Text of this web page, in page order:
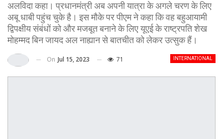
अलविदा कहा। प्रधानमंत्री अब अपनी यात्रा के अगले चरण के लिए
अबू धाबी पहुंच चुके है। इस मौके पर पीएम ने कहा कि वह बहुआयामी
द्विपक्षीय संबंधों को और मजबूत बनाने के लिए यूएई के राष्ट्रपति शेख
मोहम्मद बिन जायद अल नाह्यान से बातचीत को लेकर उत्सुक हैं।
INTERNATIONAL
On Jul 15, 2023 71